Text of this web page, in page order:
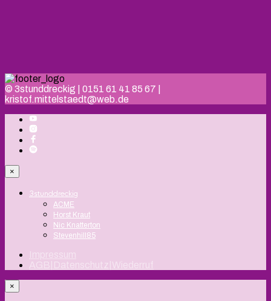
© 3stunddreckig | 0151 61 41 85 67 |
kristof.mittelstaedt@web.de
×
3stunddreckig
ACME
Horst Kraut
Nic Knatterton
Stevenhill85
Impressum
AGB|Datenschutz|Wiederruf
×